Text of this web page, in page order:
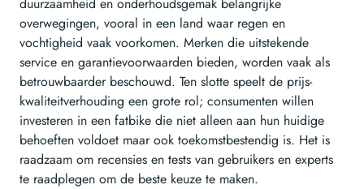
overwegingen, vooral in een land waar regen en
vochtigheid vaak voorkomen. Merken die uitstekende
service en garantievoorwaarden bieden, worden vaak als
betrouwbaarder beschouwd. Ten slotte speelt de prijs-
kwaliteitverhouding een grote rol; consumenten willen
investeren in een fatbike die niet alleen aan hun huidige
behoeften voldoet maar ook toekomstbestendig is. Het is
raadzaam om recensies en tests van gebruikers en experts
te raadplegen om de beste keuze te maken.